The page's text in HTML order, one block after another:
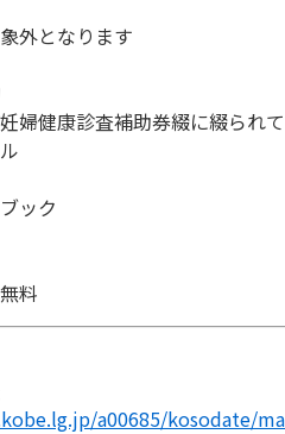
外となります
婦健康診査補助券綴に綴られ
ック
料
a00685/kosodate/